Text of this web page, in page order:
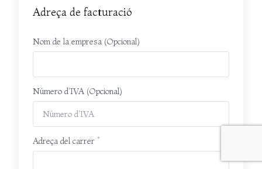
Adreça de facturació
Nom de la empresa (Opcional)
Número d'IVA (Opcional)
Adreça del carrer